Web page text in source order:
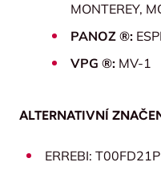
MONTEREY,
PANOZ ®:
VPG ®: MV-1
ALTERNATIVNÍ
ERREBI: T00FD21P